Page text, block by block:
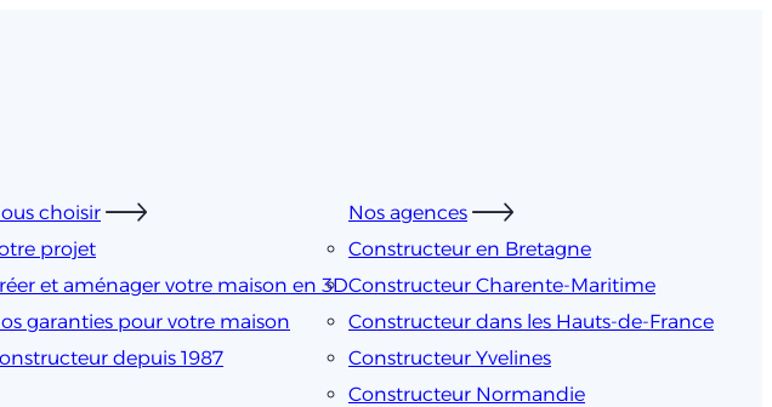
choisir
projet
et aménager votre maison en 3D
garanties pour votre maison
depuis 1987
Nos agences
Constructeur en Bretagne
Constructeur Charente-Maritime
Constructeur dans les Hauts-de-France
Constructeur Yvelines
Constructeur Normandie